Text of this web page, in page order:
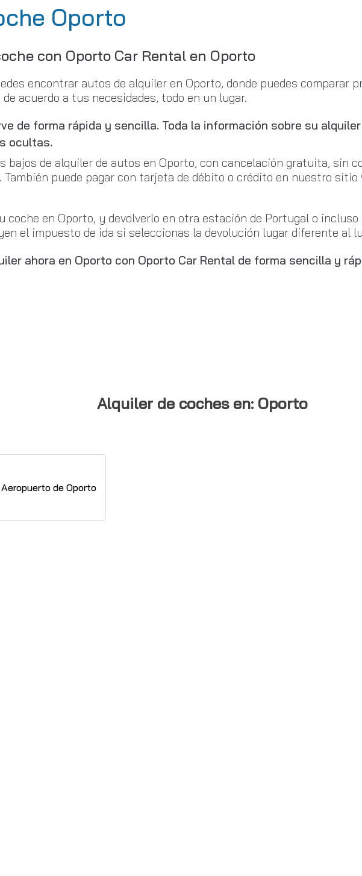
Oporto
con Oporto Car Rental en Oporto
encontrar autos de alquiler en Oporto, donde puedes comparar
acuerdo a tus necesidades, todo en un lugar.
de forma rápida y sencilla. Toda la información sobre su
ocultas.
bajos de alquiler de autos en Oporto, con cancelación gratuita, sin
También puede pagar con tarjeta de débito o crédito en nuestro
coche en Oporto, y devolverlo en otra estación de Portugal o
el impuesto de ida si seleccionas la devolución lugar diferente al
ahora en Oporto con Oporto Car Rental de forma sencilla y
Alquiler de coches en: Oporto
Aeropuerto de Oporto